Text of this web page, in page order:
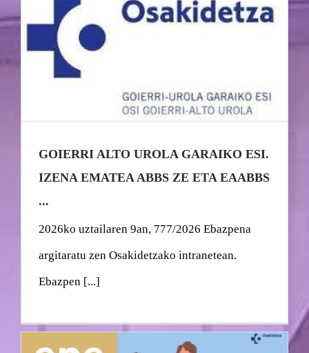
GOIERRI ALTO UROLA GARAIKO ESI.
IZENA EMATEA ABBS ZE ETA EAABBS
...
2026ko uztailaren 9an, 777/2026 Ebazpena
argitaratu zen Osakidetzako intranetean.
Ebazpen [...]